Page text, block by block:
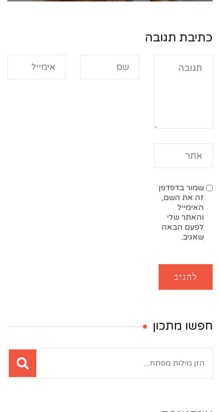
כתיבת תגובה
שמור בדפדפן
זה את השם,
האימייל
והאתר שלי
לפעם הבאה
שאגיב.
חפשו מתכון